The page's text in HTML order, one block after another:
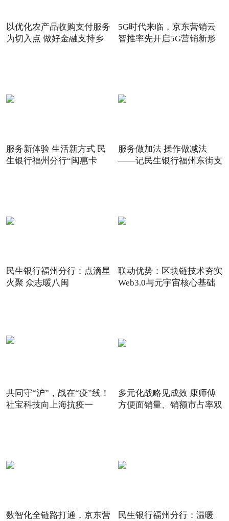
以优化农产品收购支付服务
为切入点 做好金融支持乡
5G时代来临，京东营销云
智推率先开启5G营销新形
服务新体验 生活新方式 民
生银行福州分行“闽惠卡
服务做加法 操作做减法
——记民生银行福州东街支
民生银行福州分行：点滴星
火聚 众志暖八闽
联动优势：区块链技术夯实
Web3.0与元宇宙核心基础
共同守“沪”，战在“疫”线！
社宝科技向上海抗疫一
多元化战略见成效 康师傅
方便面销量、销额市占率双
数智化全链路打通，京东营
民生银行福州分行：温暖